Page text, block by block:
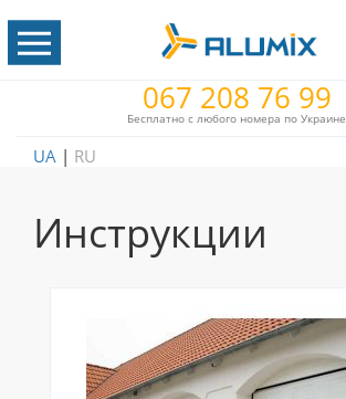
067 208 76 99
Бесплатно с любого номера по Украине
UA | RU
Инструкции